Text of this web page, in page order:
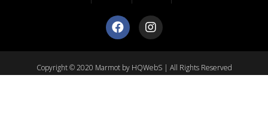
Copyright © 2020 Marmot by HQWebS | All Rights Reserved